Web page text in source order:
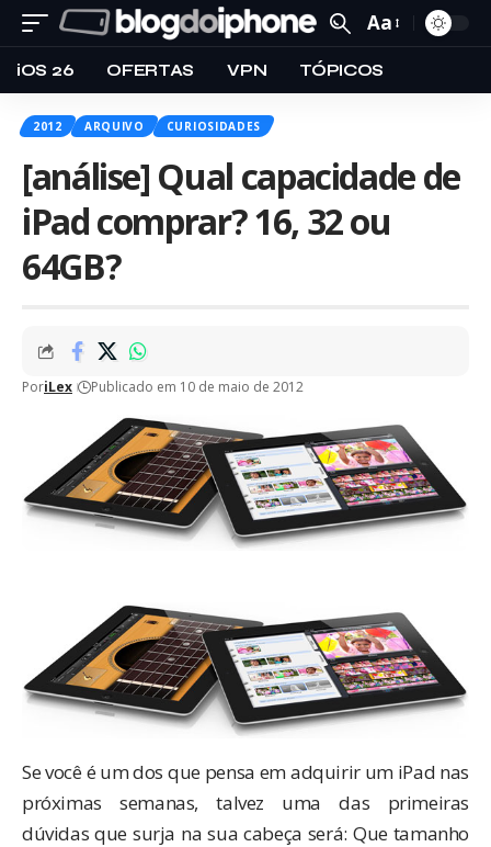
Aa
iOS 26 OFERTAS VPN TÓPICOS
2012 ARQUIVO CURIOSIDADES
[análise] Qual capacidade de
iPad comprar? 16, 32 ou
64GB?
PoriLex Publicado em 10 de maio de 2012
Se você é um dos que pensa em adquirir um iPad nas
próximas semanas, talvez uma das primeiras
dúvidas que surja na sua cabeça será: Que tamanho